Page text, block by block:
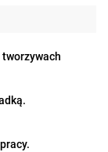
tworzywach